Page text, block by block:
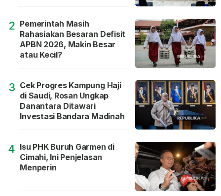
2 Pemerintah Masih
Rahasiakan Besaran Defisit
APBN 2026, Makin Besar
atau Kecil?
3 Cek Progres Kampung Haji
di Saudi, Rosan Ungkap
Danantara Ditawari
Investasi Bandara Madinah
4 Isu PHK Buruh Garmen di
Cimahi, Ini Penjelasan
Menperin